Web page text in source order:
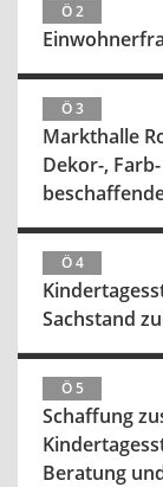
Ö 2
Ö 3
Markthalle
Dekor-,
Ö 4
Sachstand
Ö 5
Schaffung
Beratung